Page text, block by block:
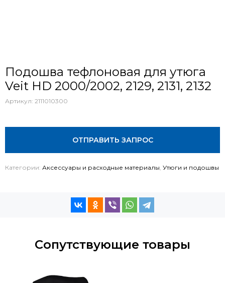
Подошва тефлоновая для утюга
Veit HD 2000/2002, 2129, 2131, 2132
Артикул: 2111010300
ОТПРАВИТЬ ЗАПРОС
Категории: Аксессуары и расходные материалы, Утюги и подошвы
Сопутствующие товары